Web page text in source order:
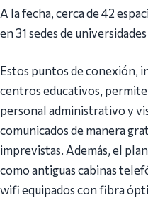
A la fecha, cerca de 42
en 31 sedes de
Estos puntos de conexión,
centros educativos,
personal administrativo y
comunicados de manera
imprevistas. Además, el
como antiguas cabinas
wifi equipados con fibra